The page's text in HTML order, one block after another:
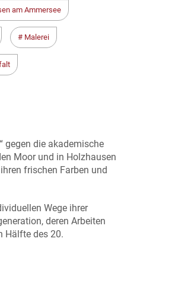
am Ammersee
Malerei
gegen die akademische
Moor und in Holzhausen
frischen Farben und
Wege ihrer
deren Arbeiten
Hälfte des 20.